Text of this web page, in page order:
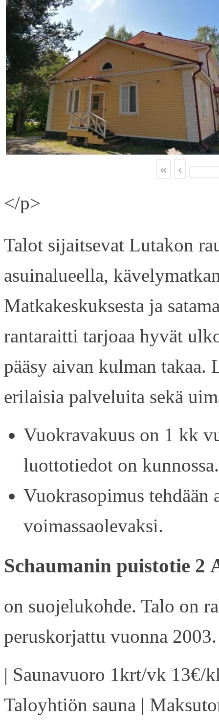
« ‹
</p>
Talot sijaitsevat Lutakon
asuinalueella,
Matkakeskuksesta ja
rantaraitti tarjoaa hyvät
pääsy aivan kulman
erilaisia palveluita sekä
Vuokravakuus on 1 kk
luottotiedot on kunnossa.
Vuokrasopimus tehdään
voimassaolevaksi.
Schaumanin puistotie 2
on suojelukohde. Talo on
peruskorjattu vuonna 2003.
| Saunavuoro 1krt/vk 13€/
Taloyhtiön sauna |